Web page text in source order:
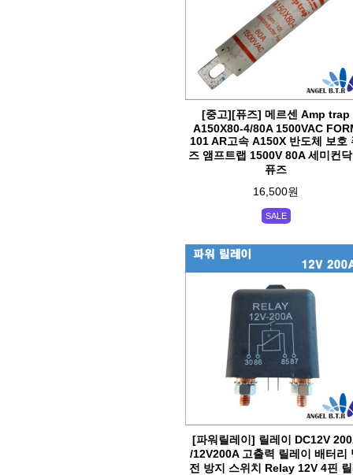
[중고][퓨즈] 메르센 Amp trap
A150X80-4/80A 1500VAC
101 AR고속 A150X 반도체 보호
즈 앰프트랩 1500V 80A 세미컨
퓨즈
16,500원
SALE
[파워릴레이] 릴레이 DC12V
/12V200A 고출력 릴레이 배터리
전 방지 스위치 Relay 12V 4핀